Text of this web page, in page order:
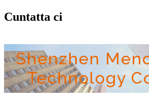
Cuntatta ci
Shenzhen
Technology